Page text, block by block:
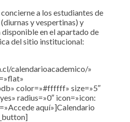
a los estudiantes de
y vespertinas) y
en el apartado de
del sitio institucional:
calendarioacademico/»
color=»#ffffff» size=»5″
radius=»0″ icon=»icon:
aquí»]Calendario